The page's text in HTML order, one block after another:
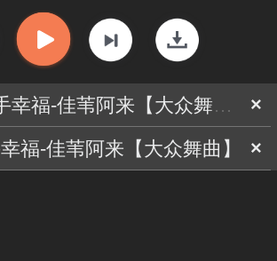
×
福-佳苇阿来【大众舞曲】
×
福-佳苇阿来【大众舞曲】